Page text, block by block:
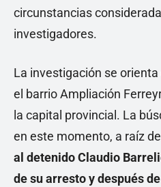
circunstancias
investigadores.
La investigación se
el barrio Ampliación
la capital provincial. La
en este momento, a raíz de
al detenido Claudio
de su arresto y después